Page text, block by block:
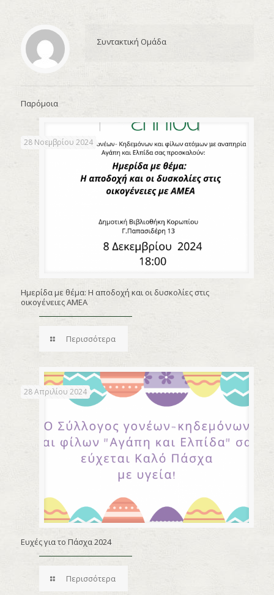
Συντακτική Ομάδα
Παρόμοια
28 Νοεμβρίου 2024
Ημερίδα με θέμα: Η αποδοχή και οι δυσκολίες στις
οικογένειες ΑΜΕΑ
Περισσότερα
28 Απριλίου 2024
Ευχές για το Πάσχα 2024
Περισσότερα